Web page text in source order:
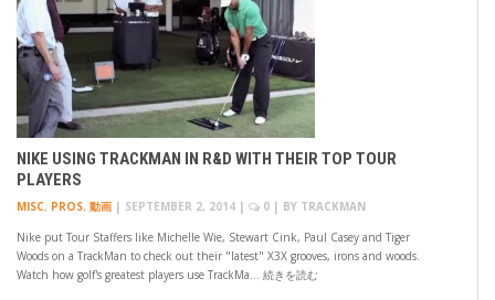
NIKE USING TRACKMAN IN R&D WITH THEIR TOP TOUR
PLAYERS
MISC, PROS, 動画 | SEPTEMBER 2, 2014 | 0 | BY TRACKMAN
Nike put Tour Staffers like Michelle Wie, Stewart Cink, Paul Casey and Tiger
Woods on a TrackMan to check out their "latest" X3X grooves, irons and woods.
Watch how golf's greatest players use TrackMa… 続きを読む